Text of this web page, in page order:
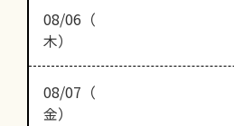
08/06（
木）
08/07（
金）